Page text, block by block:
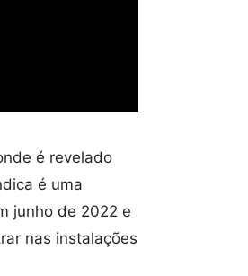
é revelado
é uma
junho de 2022 e
nas instalações